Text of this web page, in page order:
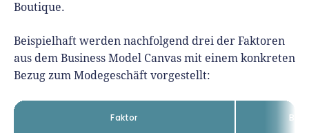
Boutique.
Beispielhaft werden nachfolgend drei der Faktoren
aus dem Business Model Canvas mit einem konkreten
Bezug zum Modegeschäft vorgestellt:
Faktor